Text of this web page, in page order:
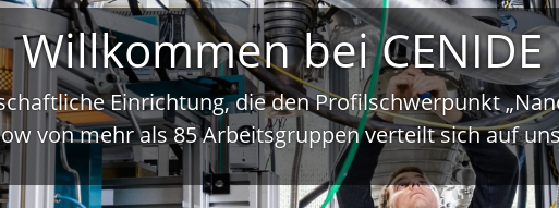
Willkommen bei CENIDE
Einrichtung, die den Profilschwerpunkt
von mehr als 85 Arbeitsgruppen verteilt sich auf